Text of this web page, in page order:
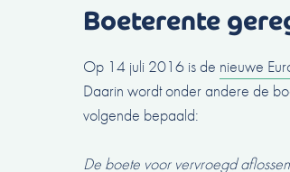
Boeterente
Op 14 juli 2016 is de nieuwe
Daarin wordt onder andere de
volgende bepaald:
De boete voor vervroegd